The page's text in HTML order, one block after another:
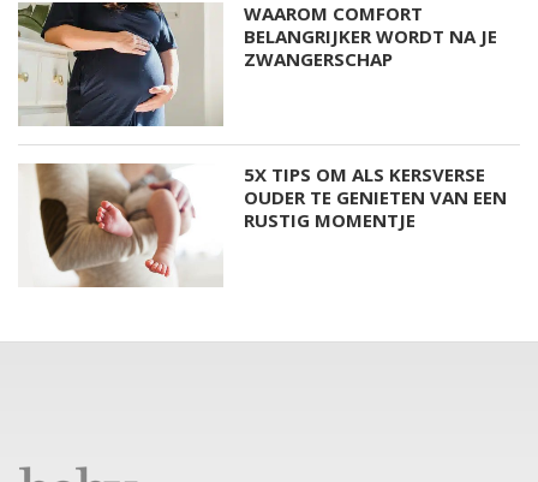
WAAROM COMFORT
BELANGRIJKER WORDT NA JE
ZWANGERSCHAP
5X TIPS OM ALS KERSVERSE
OUDER TE GENIETEN VAN EEN
RUSTIG MOMENTJE